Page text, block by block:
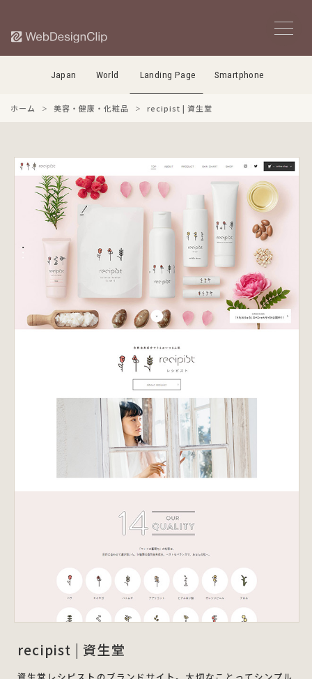
Japan World Landing Page Smartphone
ホーム 美容・健康・化粧品 recipist | 資生堂
recipist | 資生堂